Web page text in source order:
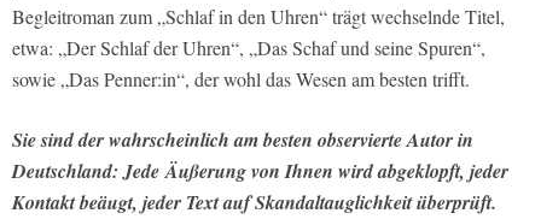
Begleitroman zum „Schlaf in den Uhren“ trägt wechselnde Titel,
etwa: „Der Schlaf der Uhren“, „Das Schaf und seine Spuren“,
sowie „Das Penner:in“, der wohl das Wesen am besten trifft.
Sie sind der wahrscheinlich am besten observierte Autor in
Deutschland: JedeÄußerung von Ihnen wird abgeklopft, jeder
Kontakt beäugt, jeder Text auf Skandaltauglichkeit überprüft.